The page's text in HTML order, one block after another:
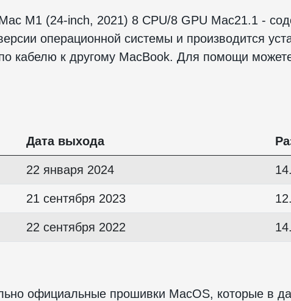
M1 (24-inch, 2021) 8 CPU/8 GPU Mac21.1 -
операционной системы и производится
кабелю к другому MacBook. Для помощи
Дата выхода
22 января 2024
21 сентября 2023
22 сентября 2022
официальные прошивки MacOS, которые в